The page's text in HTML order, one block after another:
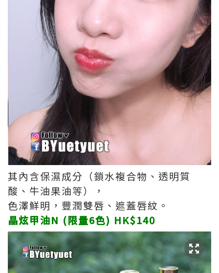
其內含保濕成分（鎖水複合物、透明質
酸、牛油果油等），
色澤鮮明，豐潤雙唇、遮蓋唇紋。
晶炫甲油N (限量6色) HK$140